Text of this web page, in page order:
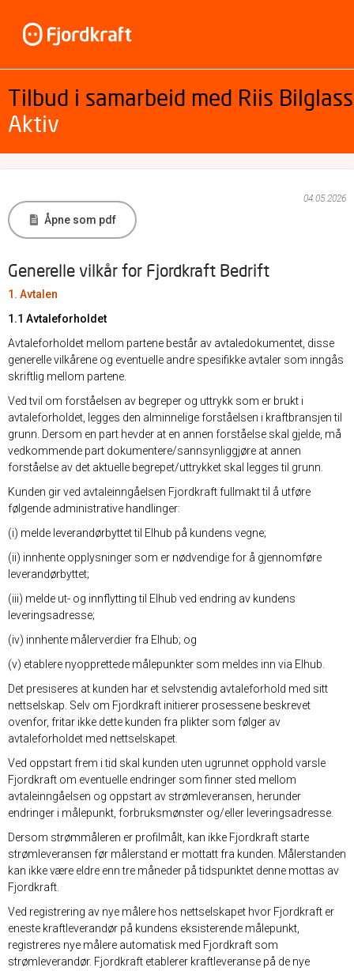
Tilbud i samarbeid med Riis Bilglass
Aktiv
Åpne som pdf
04.05.2026
Generelle vilkår for Fjordkraft Bedrift
1. Avtalen
1.1 Avtaleforholdet
Avtaleforholdet mellom partene består av avtaledokumentet, disse
generelle vilkårene og eventuelle andre spesifikke avtaler som inngås
skriftlig mellom partene.
Ved tvil om forståelsen av begreper og uttrykk som er brukt i
avtaleforholdet, legges den alminnelige forståelsen i kraftbransjen til
grunn. Dersom en part hevder at en annen forståelse skal gjelde, må
vedkommende part dokumentere/sannsynliggjøre at annen
forståelse av det aktuelle begrepet/uttrykket skal legges til grunn.
Kunden gir ved avtaleinngåelsen Fjordkraft fullmakt til å utføre
følgende administrative handlinger:
(i) melde leverandørbyttet til Elhub på kundens vegne;
(ii) innhente opplysninger som er nødvendige for å gjennomføre
leverandørbyttet;
(iii) melde ut- og innflytting til Elhub ved endring av kundens
leveringsadresse;
(iv) innhente målerverdier fra Elhub; og
(v) etablere nyopprettede målepunkter som meldes inn via Elhub.
Det presiseres at kunden har et selvstendig avtaleforhold med sitt
nettselskap. Selv om Fjordkraft initierer prosessene beskrevet
ovenfor, fritar ikke dette kunden fra plikter som følger av
avtaleforholdet med nettselskapet.
Ved oppstart frem i tid skal kunden uten ugrunnet opphold varsle
Fjordkraft om eventuelle endringer som finner sted mellom
avtaleinngåelsen og oppstart av strømleveransen, herunder
endringer i målepunkt, forbruksmønster og/eller leveringsadresse.
Dersom strømmåleren er profilmålt, kan ikke Fjordkraft starte
strømleveransen før målerstand er mottatt fra kunden. Målerstanden
kan ikke være eldre enn tre måneder på tidspunktet denne mottas av
Fjordkraft.
Ved registrering av nye målere hos nettselskapet hvor Fjordkraft er
eneste kraftleverandør på kundens eksisterende målepunkt,
registreres nye målere automatisk med Fjordkraft som
strømleverandør. Fjordkraft etablerer kraftleveranse på de nye